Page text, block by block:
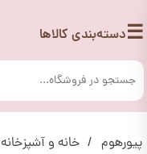
☰دسته‌بندی کالاها
پیورهوم خانه و آشپزخانه